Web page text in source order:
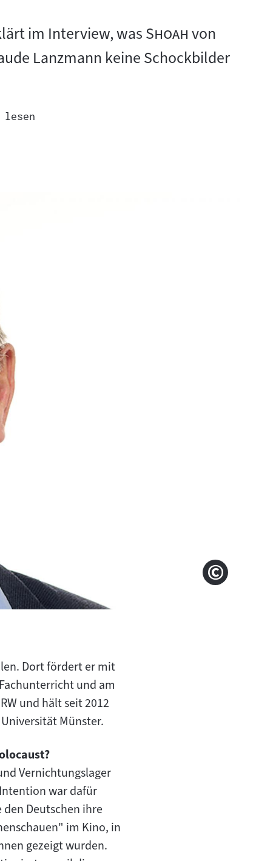
im Interview, was "
Shoah "
von
Lanzmann keine Schockbilder
lesen
Copyright
privat
Dort fördert er mit
und am
und hält seit 2012
Münster.
Vernichtungslager
war dafür
Deutschen ihre
im Kino, in
gezeigt wurden.